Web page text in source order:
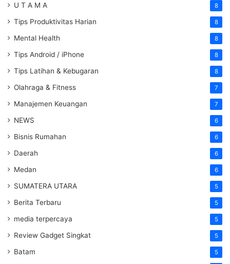
U T A M A 8
Tips Produktivitas Harian 8
Mental Health 8
Tips Android / iPhone 8
Tips Latihan & Kebugaran 8
Olahraga & Fitness 7
Manajemen Keuangan 7
NEWS 6
Bisnis Rumahan 6
Daerah 6
Medan 6
SUMATERA UTARA 5
Berita Terbaru 5
media terpercaya 5
Review Gadget Singkat 5
Batam 5